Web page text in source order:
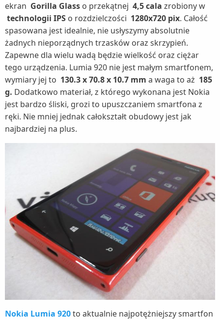
ekran Gorilla Glass o przekątnej 4,5 cala zrobiony w
technologii IPS o rozdzielczości 1280x720 pix. Całość
spasowana jest idealnie, nie usłyszymy absolutnie
żadnych nieporządnych trzasków oraz skrzypień.
Zapewne dla wielu wadą będzie wielkość oraz ciężar
tego urządzenia. Lumia 920 nie jest małym smartfonem,
wymiary jej to 130.3 x 70.8 x 10.7 mm a waga to aż 185
g. Dodatkowo materiał, z którego wykonana jest Nokia
jest bardzo śliski, grozi to upuszczaniem smartfona z
ręki. Nie mniej jednak całokształt obudowy jest jak
najbardziej na plus.
Nokia Lumia 920to aktualnie najpotężniejszy smartfon